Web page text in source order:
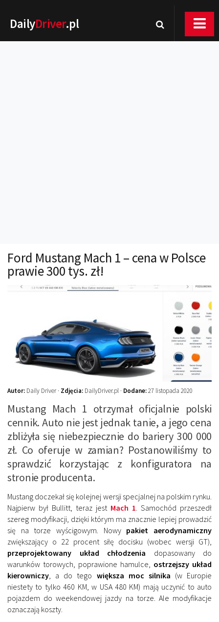
DailyDriver.pl
Technika jazdy
Oświetlenie
Kalkulatory
Auto z niemiec
Galerie
Ford Mustang Mach 1 – cena w Polsce
prawie 300 tys. zł!
Autor: Daily Driver · Zdjęcia: DailyDriver.pl · Dodane:27 listopada 2020
Mustang Mach 1 otrzymał oficjalnie polski
cennik. Auto nie jest jednak tanie, a jego cena
zbliżyła się niebezpiecznie do bariery 300 000
zł. Co oferuje w zamian? Postanowiliśmy to
sprawdzić korzystając z konfiguratora na
stronie producenta.
Mustang doczekał się kolejnej wersji specjalnej na polskim rynku.
Najpierw był Bullitt, teraz jest Mach 1 . Samochód przeszedł
szereg modyfikacji, dzięki którym ma znacznie lepiej prowadzić
się na torze wyścigowym. Nowy pakiet aerodynamiczny
zwiększający o 22 procent siłę docisku (wobec wersji GT),
przeprojektowany układ chłodzenia dopasowany do
warunków torowych, poprawione hamulce, ostrzejszy układ
kierowniczy , a do tego większa moc silnika (w Europie
niestety to tylko 460 KM, w USA 480 KM) mają uczynić to auto
pojazdem do weekendowej jazdy na torze. Ale modyfikacje
oznaczają koszty.